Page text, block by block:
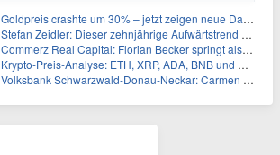
Goldpreis crashte um 30% – jetzt zeigen neue Daten: War es berechtigt?
Stefan Zeidler: Dieser zehnjährige Aufwärtstrend macht mich optimistisch
Commerz Real Capital: Florian Becker springt als Leiter ein
Krypto-Preis-Analyse: ETH, XRP, ADA, BNB und HYPE
Volksbank Schwarzwald-Donau-Neckar: Carmen Wedam übernimmt Aufsichtsratsvorsitz